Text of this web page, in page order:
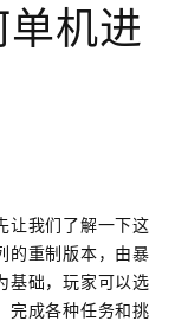
机进
让我们了解一下这
的重制版本，由暴
基础，玩家可以选
完成各种任务和挑